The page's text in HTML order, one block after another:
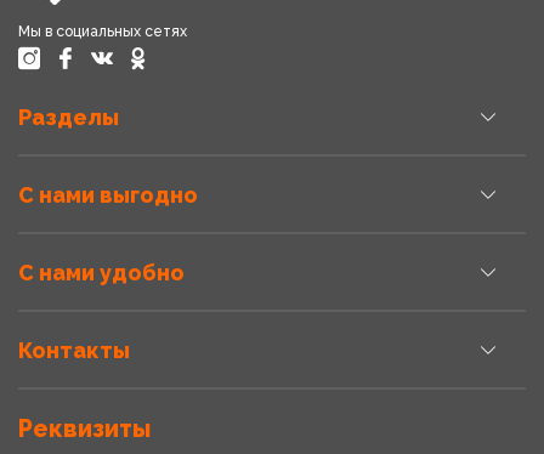
Мы в социальных сетях
Разделы
С нами выгодно
С нами удобно
Контакты
Реквизиты